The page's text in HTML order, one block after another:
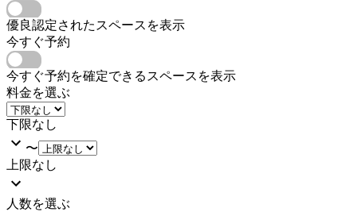
優良認定されたスペースを表示
今すぐ予約
今すぐ予約を確定できるスペースを表示
料金を選ぶ
下限なし
〜
上限なし
人数を選ぶ